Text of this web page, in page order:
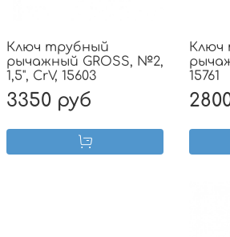
Ключ трубный
рычажный GROSS, №2,
1,5", CrV, 15603
3350 руб
Ключ
15761